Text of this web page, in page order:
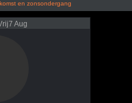
en zonsondergang
Aug